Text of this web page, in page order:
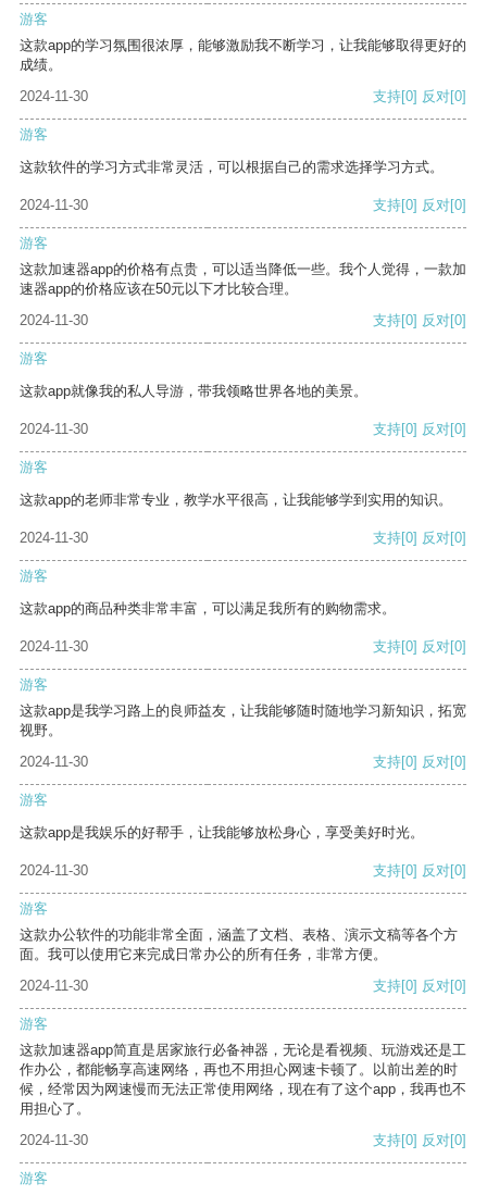
游客
这款app的学习氛围很浓厚，能够激励我不断学习，让我能够取得更好的
成绩。
2024-11-30
支持[0] 反对[0]
游客
这款软件的学习方式非常灵活，可以根据自己的需求选择学习方式。
2024-11-30 支持[0] 反对[0]
游客
这款加速器app的价格有点贵，可以适当降低一些。我个人觉得，一款加
速器app的价格应该在50元以下才比较合理。
2024-11-30
支持[0] 反对[0]
游客
这款app就像我的私人导游，带我领略世界各地的美景。
2024-11-30 支持[0] 反对[0]
游客
这款app的老师非常专业，教学水平很高，让我能够学到实用的知识。
2024-11-30 支持[0] 反对[0]
游客
这款app的商品种类非常丰富，可以满足我所有的购物需求。
2024-11-30 支持[0] 反对[0]
游客
这款app是我学习路上的良师益友，让我能够随时随地学习新知识，拓宽
视野。
2024-11-30
支持[0] 反对[0]
游客
这款app是我娱乐的好帮手，让我能够放松身心，享受美好时光。
2024-11-30 支持[0] 反对[0]
游客
这款办公软件的功能非常全面，涵盖了文档、表格、演示文稿等各个方
面。我可以使用它来完成日常办公的所有任务，非常方便。
2024-11-30
支持[0] 反对[0]
游客
这款加速器app简直是居家旅行必备神器，无论是看视频、玩游戏还是工
作办公，都能畅享高速网络，再也不用担心网速卡顿了。以前出差的时
候，经常因为网速慢而无法正常使用网络，现在有了这个app，我再也不
用担心了。
2024-11-30
支持[0] 反对[0]
游客